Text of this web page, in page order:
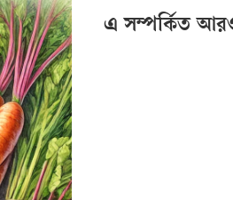
এ সম্পর্কিত